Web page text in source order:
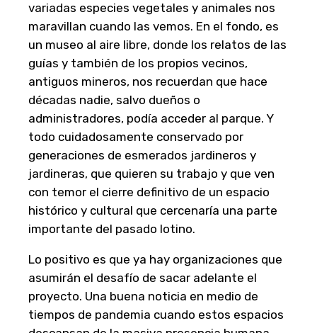
variadas especies vegetales y animales nos
maravillan cuando las vemos. En el fondo, es
un museo al aire libre, donde los relatos de las
guías y también de los propios vecinos,
antiguos mineros, nos recuerdan que hace
décadas nadie, salvo dueños o
administradores, podía acceder al parque. Y
todo cuidadosamente conservado por
generaciones de esmerados jardineros y
jardineras, que quieren su trabajo y que ven
con temor el cierre definitivo de un espacio
histórico y cultural que cercenaría una parte
importante del pasado lotino.
Lo positivo es que ya hay organizaciones que
asumirán el desafío de sacar adelante el
proyecto. Una buena noticia en medio de
tiempos de pandemia cuando estos espacios